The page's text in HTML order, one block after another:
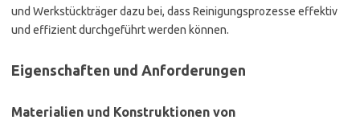
und Werkstückträger dazu bei, dass Reinigungsprozesse effektiv
und effizient durchgeführt werden können.
Eigenschaften und Anforderungen
Materialien und Konstruktionen von